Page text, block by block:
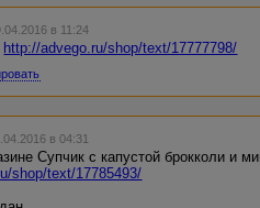
в 11:24
http://advego.ru/shop/text/17777798/
в 04:31
Супчик с капустой брокколи и
shop/text/17785493/